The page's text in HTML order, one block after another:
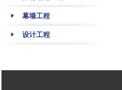
幕墙工程
设计工程